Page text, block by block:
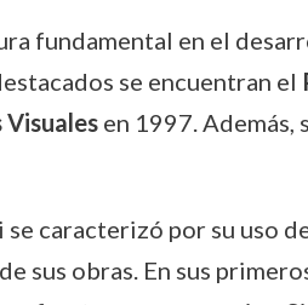
fundamental en el
se encuentran el
en 1997. Además,
caracterizó por su uso
sus obras. En sus